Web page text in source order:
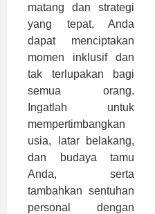
matang dan strategi
yang tepat, Anda
dapat menciptakan
momen inklusif dan
tak terlupakan bagi
semua orang.
Ingatlah untuk
mempertimbangkan
usia, latar belakang,
dan budaya tamu
Anda, serta
tambahkan sentuhan
personal dengan